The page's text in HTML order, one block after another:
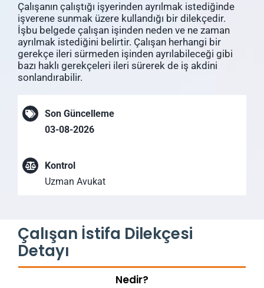
Çalışanın çalıştığı işyerinden ayrılmak istediğinde
işverene sunmak üzere kullandığı bir dilekçedir.
İşbu belgede çalışan işinden neden ve ne zaman
ayrılmak istediğini belirtir. Çalışan herhangi bir
gerekçe ileri sürmeden işinden ayrılabileceği gibi
bazı haklı gerekçeleri ileri sürerek de iş akdini
sonlandırabilir.
Son Güncelleme
03-08-2026
Kontrol
Uzman Avukat
Çalışan İstifa Dilekçesi
Detayı
Nedir?